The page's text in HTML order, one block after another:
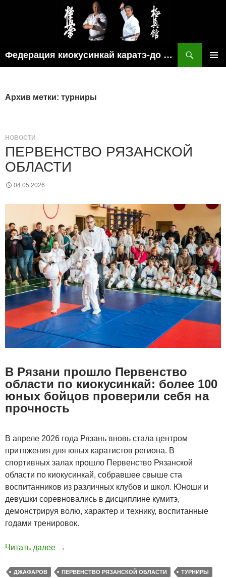
Федерация киокусинкай каратэ-до рязанской области
Архив метки: турниры
НОВОСТИ
ПЕРВЕНСТВО РЯЗАНСКОЙ
ОБЛАСТИ
04.05.2026
В Рязани прошло Первенство
области по киокусинкай: более 100
юных бойцов проверили себя на
прочность
В апреле 2026 года Рязань вновь стала центром
притяжения для юных каратистов региона. В
спортивных залах прошло Первенство Рязанской
области по киокусинкай, собравшее свыше ста
воспитанников из различных клубов и школ. Юноши и
девушки соревновались в дисциплине кумитэ,
демонстрируя волю, характер и технику, воспитанные
годами тренировок.
Читать далее →
ДЖАФАРОВ ПЕРВЕНСТВО РЯЗАНСКОЙ ОБЛАСТИ ТУРНИРЫ